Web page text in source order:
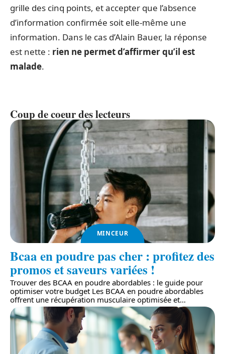
grille des cinq points, et accepter que l’absence
d’information confirmée soit elle-même une
information. Dans le cas d’Alain Bauer, la réponse
est nette : rien ne permet d’affirmer qu’il est
malade.
Coup de coeur des lecteurs
MINCEUR
Bcaa en poudre pas cher : profitez des
promos et saveurs variées !
Trouver des BCAA en poudre abordables : le guide pour
optimiser votre budget Les BCAA en poudre abordables
offrent une récupération musculaire optimisée et…